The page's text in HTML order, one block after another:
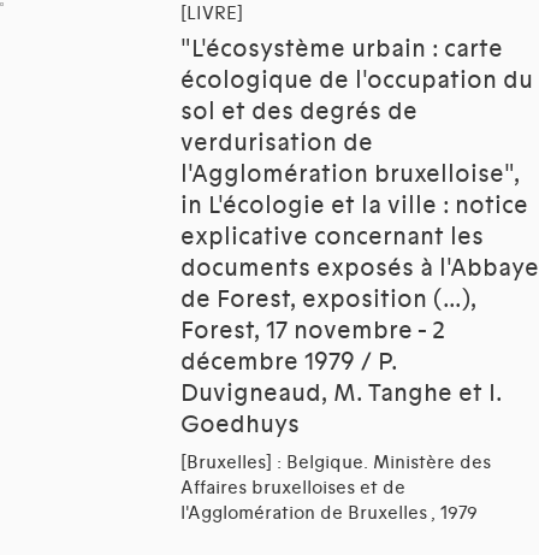
[LIVRE]
"L'écosystème urbain : carte
écologique de l'occupation du
sol et des degrés de
verdurisation de
l'Agglomération bruxelloise",
in L'écologie et la ville : notice
explicative concernant les
documents exposés à l'Abbaye
de Forest, exposition (...),
Forest, 17 novembre - 2
décembre 1979 / P.
Duvigneaud, M. Tanghe et I.
Goedhuys
[Bruxelles] : Belgique. Ministère des
Affaires bruxelloises et de
l'Agglomération de Bruxelles , 1979